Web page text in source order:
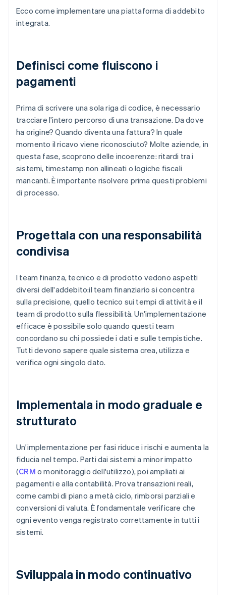
Ecco come implementare una piattaforma di addebito
integrata.
Definisci come fluiscono i
pagamenti
Prima di scrivere una sola riga di codice, è necessario
tracciare l'intero percorso di una transazione. Da dove
ha origine? Quando diventa una fattura? In quale
momento il ricavo viene riconosciuto? Molte aziende, in
questa fase, scoprono delle incoerenze: ritardi tra i
sistemi, timestamp non allineati o logiche fiscali
mancanti. È importante risolvere prima questi problemi
di processo.
Progettala con una responsabilità
condivisa
I team finanza, tecnico e di prodotto vedono aspetti
diversi dell'addebito:il team finanziario si concentra
sulla precisione, quello tecnico sui tempi di attività e il
team di prodotto sulla flessibilità. Un'implementazione
efficace è possibile solo quando questi team
concordano su chi possiede i dati e sulle tempistiche.
Tutti devono sapere quale sistema crea, utilizza e
verifica ogni singolo dato.
Implementala in modo graduale e
strutturato
Un'implementazione per fasi riduce i rischi e aumenta la
fiducia nel tempo. Parti dai sistemi a minor impatto
(CRM o monitoraggio dell'utilizzo), poi ampliati ai
pagamenti e alla contabilità. Prova transazioni reali,
come cambi di piano a metà ciclo, rimborsi parziali e
conversioni di valuta. È fondamentale verificare che
ogni evento venga registrato correttamente in tutti i
sistemi.
Sviluppala in modo continuativo